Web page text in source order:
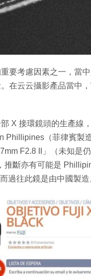
要考慮因素之一，當
在云云攝影產品當中
X 接環鏡頭的生產線
Phillipines（菲律賓製
F2.8 II」（未知是
斷亦有可能是
過往此鏡是由中國製造